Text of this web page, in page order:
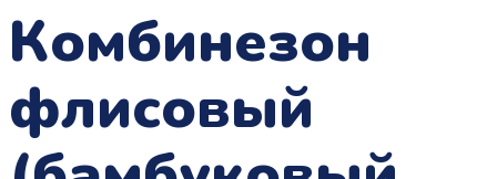
Комбинезон
флисовый